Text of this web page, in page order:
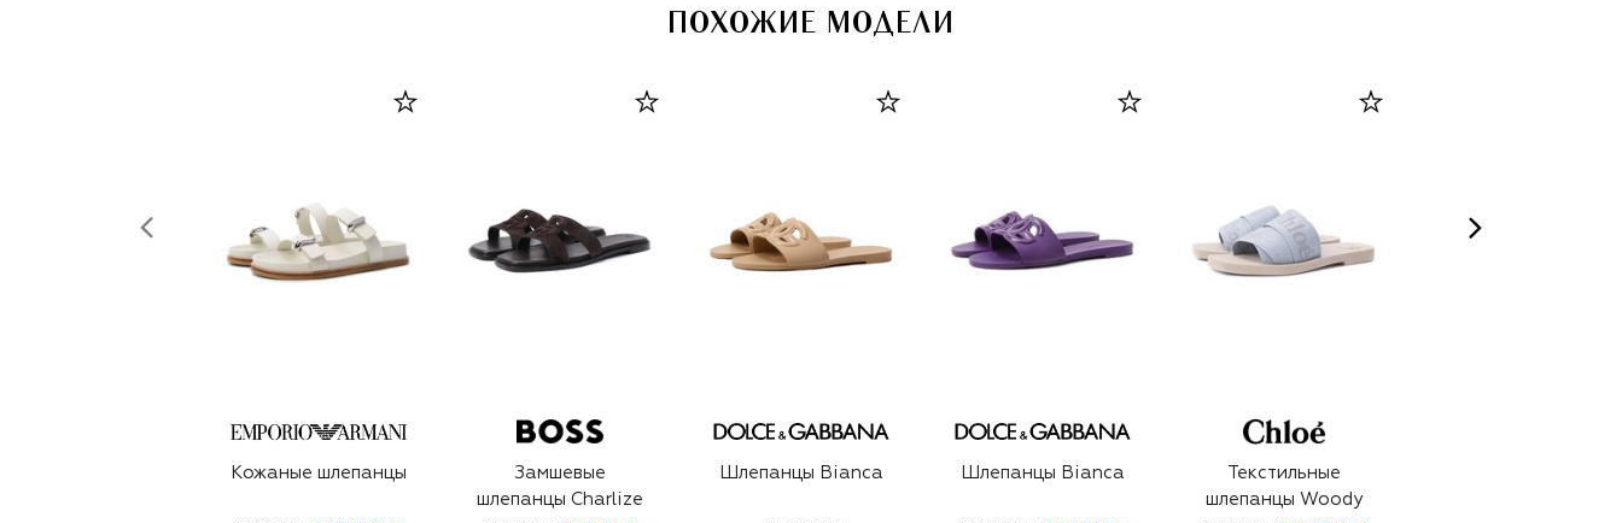
ПОХОЖИЕ МОДЕЛИ
Кожаные шлепанцы
Замшевые
шлепанцы Charlize
Шлепанцы Bianca Шлепанцы Bianca
Текстильные
шлепанцы Woody